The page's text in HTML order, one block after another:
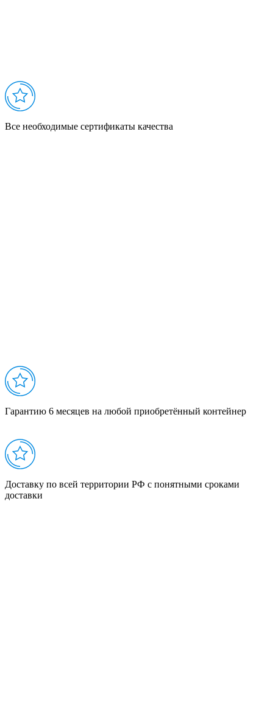
Все необходимые сертификаты качества
Гарантию 6 месяцев на любой приобретённый контейнер
Доставку по всей территории РФ с понятными сроками
доставки